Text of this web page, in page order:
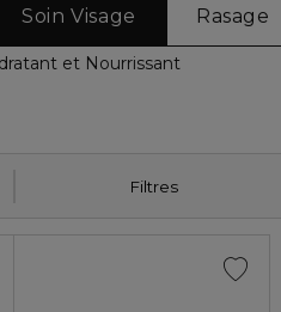
Soin Visage Rasage
et Nourrissant
Filtres